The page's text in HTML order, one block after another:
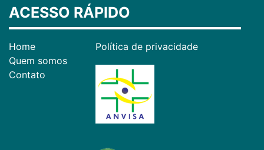
ACESSO RÁPIDO
Home
Quem somos
Contato
Política de privacidade